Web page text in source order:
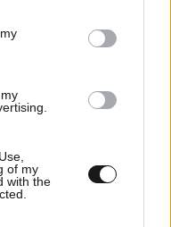
in below Google
of my
with the
κάτι τέτοιο»